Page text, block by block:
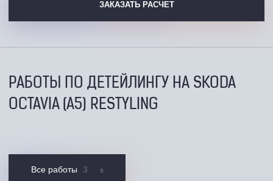
ЗАКАЗАТЬ РАСЧЕТ
РАБОТЫ ПО ДЕТЕЙЛИНГУ НА SKODA
OCTAVIA (A5) RESTYLING
Все работы 3